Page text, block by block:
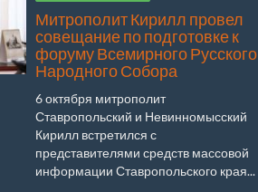
Митрополит Кирилл провел
совещание по подготовке к
форуму Всемирного Русского
Народного Собора
6 октября митрополит
Ставропольский и Невинномысский
Кирилл встретился с
представителями средств массовой
информации Ставропольского края...